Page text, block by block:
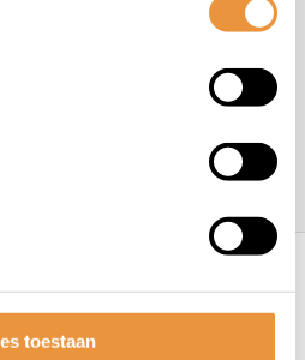
toestaan
Disclaimer
Privacy
Sitemap